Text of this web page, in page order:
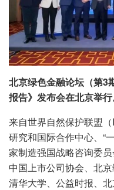
北京绿色金融论坛（第3
报告》发布会在北京举行
来自世界自然保护联盟
研究和国际合作中心、“
家制造强国战略咨询委员
中国上市公司协会、北
清华大学、公益时报、